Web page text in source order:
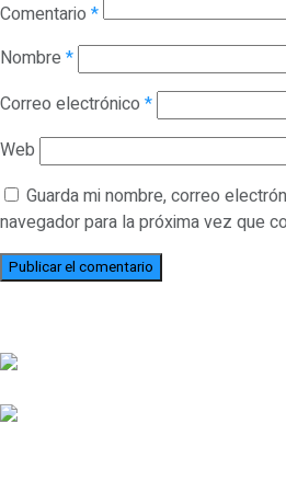
Comentario *
Nombre *
Correo electrónico *
Web
Guarda mi nombre, correo
navegador para la próxima vez que